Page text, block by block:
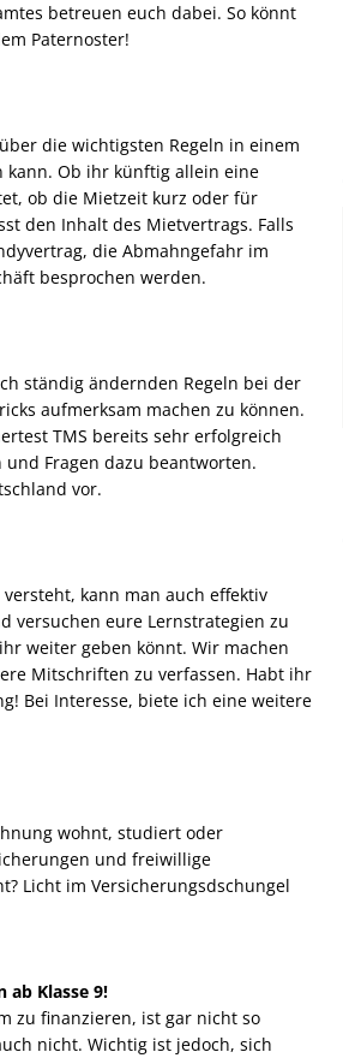
betreuen euch dabei. So könnt
Paternoster!
die wichtigsten Regeln in einem
kann. Ob ihr künftig allein eine
ob die Mietzeit kurz oder für
den Inhalt des Mietvertrags. Falls
die Abmahngefahr im
besprochen werden.
ständig ändernden Regeln bei der
aufmerksam machen zu können.
TMS bereits sehr erfolgreich
Fragen dazu beantworten.
vor.
kann man auch effektiv
versuchen eure Lernstrategien zu
weiter geben könnt. Wir machen
Mitschriften zu verfassen. Habt ihr
Bei Interesse, biete ich eine weitere
wohnt, studiert oder
und freiwillige
Licht im Versicherungsdschungel
ab Klasse 9!
zu finanzieren, ist gar nicht so
nicht. Wichtig ist jedoch, sich